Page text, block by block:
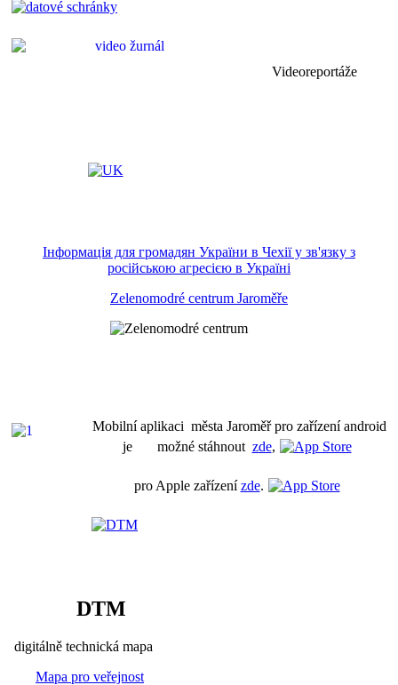
Videoreportáže
Інформація для громадян України в Чехії у зв'язку з
російською агресією в Україні
Zelenomodré centrum Jaroměře
Mobilní aplikaci města Jaroměř pro zařízení android
je možné stáhnout zde,
pro Apple zařízenízde.
DTM
digitálně technická mapa
Mapa pro veřejnost